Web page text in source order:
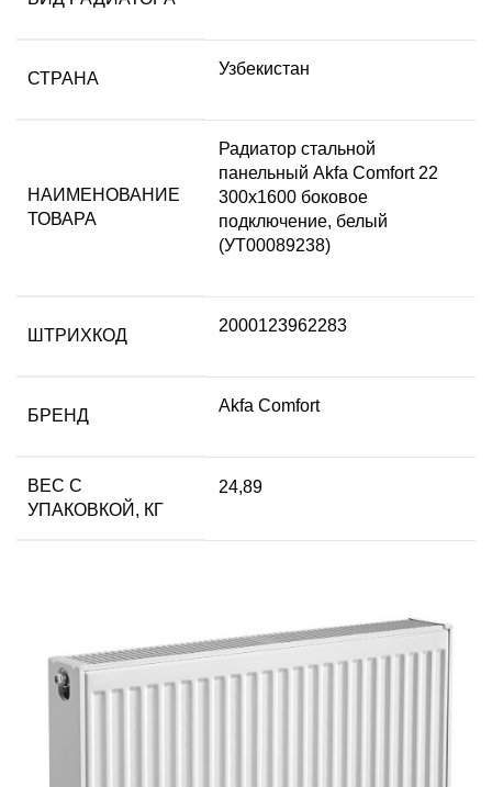
СТРАНА
Узбекистан
НАИМЕНОВАНИЕ
ТОВАРА
Радиатор стальной
панельный Akfa Comfort 22
300х1600 боковое
подключение, белый
(УТ00089238)
ШТРИХКОД
2000123962283
БРЕНД
Akfa Comfort
ВЕС С
УПАКОВКОЙ, КГ
24,89